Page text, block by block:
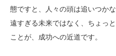
態ですと、人々の頭は追いつか
遠すぎる未来ではなく、ちょっ
ことが、成功への近道です。